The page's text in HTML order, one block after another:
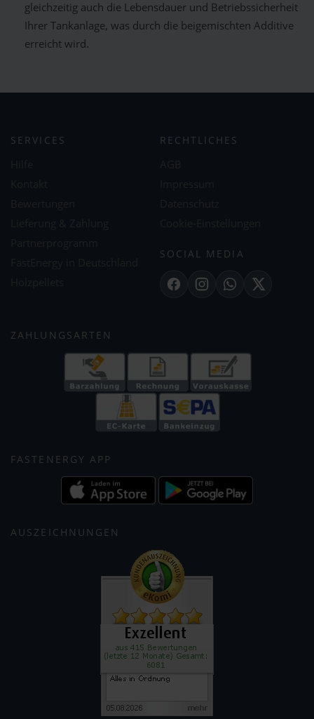
gleichzeitig auch die Lebensdauer und Betriebssicherheit
Ihrer Tankanlage, was durch die beigemischten Additive
erreicht wird.
SERVICES RECHTLICHES
SOCIAL MEDIA
FacebookInstagramWhatsApp
X
ZAHLUNGSARTEN
FASTENERGY APP
AUSZEICHNUNGEN